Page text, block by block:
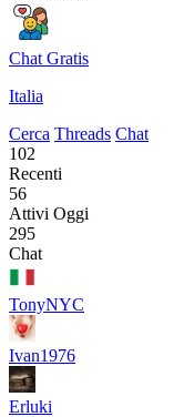
Chat Gratis
Italia
Cerca Threads Chat
102
Recenti
56
Attivi Oggi
295
Chat
TonyNYC
Ivan1976
Erluki